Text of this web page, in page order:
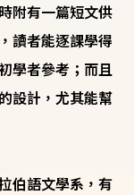
附有一篇短文供
讀者能逐課學得
學者參考；而且
設計，尤其能幫
伯語文學系，有